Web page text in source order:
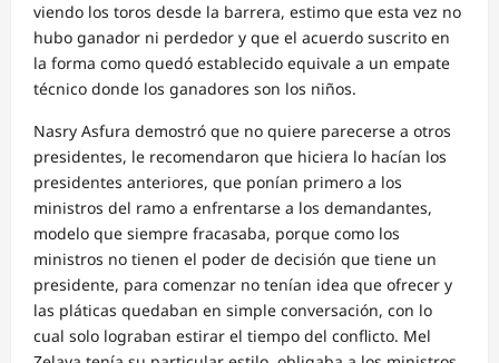
viendo los toros desde la barrera, estimo que esta vez no
hubo ganador ni perdedor y que el acuerdo suscrito en
la forma como quedó establecido equivale a un empate
técnico donde los ganadores son los niños.
Nasry Asfura demostró que no quiere parecerse a otros
presidentes, le recomendaron que hiciera lo hacían los
presidentes anteriores, que ponían primero a los
ministros del ramo a enfrentarse a los demandantes,
modelo que siempre fracasaba, porque como los
ministros no tienen el poder de decisión que tiene un
presidente, para comenzar no tenían idea que ofrecer y
las pláticas quedaban en simple conversación, con lo
cual solo lograban estirar el tiempo del conflicto. Mel